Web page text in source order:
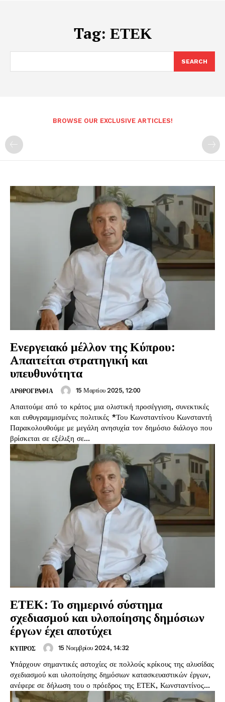
Tag: ΕΤΕΚ
SEARCH
BROWSE OUR EXCLUSIVE ARTICLES!
Ενεργειακό μέλλον της Κύπρου:
Aπαιτείται στρατηγική και
υπευθυνότητα
ΑΡΘΡΟΓΡΑΦΙΑ 15 Μαρτίου 2025, 12:00
Απαιτούμε από το κράτος μια ολιστική προσέγγιση, συνεκτικές
και ευθυγραμμισμένες πολιτικές *Του Κωνσταντίνου Κωνσταντή
Παρακολουθούμε με μεγάλη ανησυχία τον δημόσιο διάλογο που
βρίσκεται σε εξέλιξη σε...
ΕΤΕΚ: Το σημερινό σύστημα
σχεδιασμού και υλοποίησης δημόσιων
έργων έχει αποτύχει
ΚΥΠΡΟΣ 15 Νοεμβρίου 2024, 14:32
Yπάρχουν σημαντικές αστοχίες σε πολλούς κρίκους της αλυσίδας
σχεδιασμού και υλοποίησης δημόσιων κατασκευαστικών έργων,
ανέφερε σε δήλωση του ο πρόεδρος της ΕΤΕΚ, Κωνσταντίνος...